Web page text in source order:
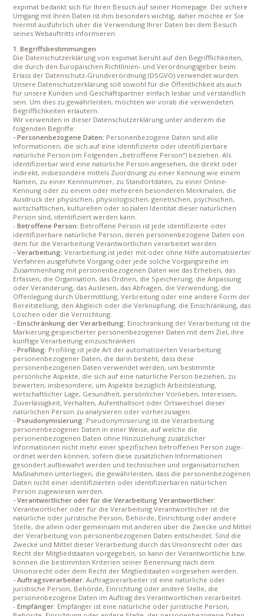
expimat bedankt sich für Ihren Besuch auf seiner Homepage. Der sichere
Umgang mit Ihren Daten ist ihm besonders wichtig, daher möchte er Sie
hiermit ausführlich über die Verwendung Ihrer Daten bei dem Besuch
seines Webauftritts informieren:
1. Begriffsbestimmungen
Die Datenschutzerklärung von expimat beruht auf den Begrifflichkeiten,
die durch den Europäischen Richtlinien- und Verordnungsgeber beim
Erlass der Datenschutz-Grundverordnung (DSGVO) verwendet wurden.
Unsere Datenschutzerklärung soll sowohl für die Öffentlichkeit als auch
für unsere Kunden und Geschäftspartner einfach lesbar und verständlich
sein. Um dies zu gewährleisten, möchten wir vorab die verwendeten
Begrifflichkeiten erläutern.
Wir verwenden in dieser Datenschutzerklärung unter anderem die
folgenden Begriffe:
- Personenbezogene Daten: Personenbezogene Daten sind alle
Informationen, die sich auf eine identifizierte oder identifizierbare
natürliche Person (im Folgenden „betroffene Person“) beziehen. Als
identifizierbar wird eine natürliche Person angesehen, die direkt oder
indirekt, insbesondere mittels Zuordnung zu einer Kennung wie einem
Namen, zu einer Kennnummer, zu Standortdaten, zu einer Online-
Kennung oder zu einem oder mehreren besonderen Merkmalen, die
Ausdruck der physischen, physiologischen, genetischen, psychischen,
wirtschaftlichen, kulturellen oder sozialen Identität dieser natürlichen
Person sind, identifiziert werden kann.
- Betroffene Person: Betroffene Person ist jede identifizierte oder
identifizierbare natürliche Person, deren personenbezogene Daten von
dem für die Verarbeitung Verantwortlichen verarbeitet werden.
- Verarbeitung: Verarbeitung ist jeder mit oder ohne Hilfe automatisierter
Verfahren ausgeführte Vorgang oder jede solche Vorgangsreihe im
Zusammenhang mit personenbezogenen Daten wie das Erheben, das
Erfassen, die Organisation, das Ordnen, die Speicherung, die Anpassung
oder Veränderung, das Auslesen, das Abfragen, die Verwendung, die
Offenlegung durch Übermittlung, Verbreitung oder eine andere Form der
Bereitstellung, den Abgleich oder die Verknüpfung, die Einschränkung, das
Löschen oder die Vernichtung.
- Einschränkung der Verarbeitung: Einschränkung der Verarbeitung ist die
Markierung gespeicherter personenbezogener Daten mit dem Ziel, ihre
künftige Verarbeitung einzuschränken.
- Profiling: Profiling ist jede Art der automatisierten Verarbeitung
personenbezogener Daten, die darin besteht, dass diese
personenbezogenen Daten verwendet werden, um bestimmte
persönliche Aspekte, die sich auf eine natürliche Person beziehen, zu
bewerten, insbesondere, um Aspekte bezüglich Arbeitsleistung,
wirtschaftlicher Lage, Gesundheit, persönlicher Vorlieben, Interessen,
Zuverlässigkeit, Verhalten, Aufenthaltsort oder Ortswechsel dieser
natürlichen Person zu analysieren oder vorherzusagen.
- Pseudonymisierung: Pseudonymisierung ist die Verarbeitung
personenbezogener Daten in einer Weise, auf welche die
personenbezogenen Daten ohne Hinzuziehung zusätzlicher
Informationen nicht mehr einer spezifischen betroffenen Person zuge-
ordnet werden können, sofern diese zusätzlichen Informationen
gesondert aufbewahrt werden und technischen und organisatorischen
Maßnahmen unterliegen, die gewährleisten, dass die personenbezogenen
Daten nicht einer identifizierten oder identifizierbaren natürlichen
Person zugewiesen werden.
- Verantwortlicher oder für die Verarbeitung Verantwortlicher:
Verantwortlicher oder für die Verarbeitung Verantwortlicher ist die
natürliche oder juristische Person, Behörde, Einrichtung oder andere
Stelle, die allein oder gemeinsam mit anderen über die Zwecke und Mittel
der Verarbeitung von personenbezogenen Daten entscheidet. Sind die
Zwecke und Mittel dieser Verarbeitung durch das Unionsrecht oder das
Recht der Mitgliedstaaten vorgegeben, so kann der Verantwortliche bzw.
können die bestimmten Kriterien seiner Benennung nach dem
Unionsrecht oder dem Recht der Mitgliedstaaten vorgesehen werden.
- Auftragsverarbeiter: Auftragsverarbeiter ist eine natürliche oder
juristische Person, Behörde, Einrichtung oder andere Stelle, die
personenbezogene Daten im Auftrag des Verantwortlichen verarbeitet.
- Empfänger: Empfänger ist eine natürliche oder juristische Person,